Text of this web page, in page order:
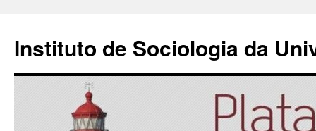
Instituto de Sociologia da